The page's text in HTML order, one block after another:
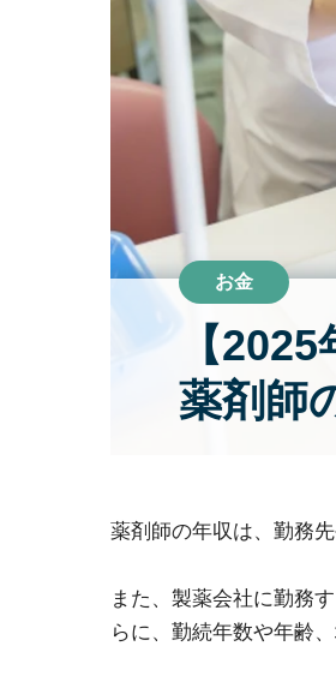
お金
【2025
薬剤師
薬剤師の年収は、勤務
また、製薬会社に勤務
らに、勤続年数や年齢